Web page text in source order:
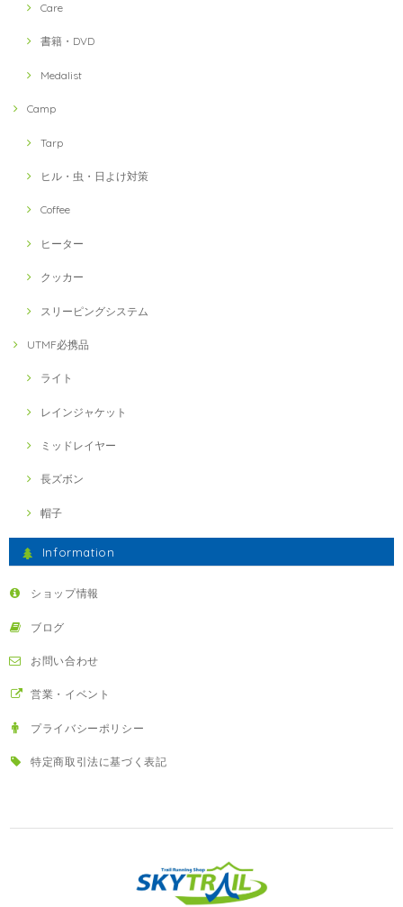
Care
書籍・DVD
Medalist
Camp
Tarp
ヒル・虫・日よけ対策
Coffee
ヒーター
クッカー
スリーピングシステム
UTMF必携品
ライト
レインジャケット
ミッドレイヤー
長ズボン
帽子
Information
ショップ情報
ブログ
お問い合わせ
営業・イベント
プライバシーポリシー
特定商取引法に基づく表記